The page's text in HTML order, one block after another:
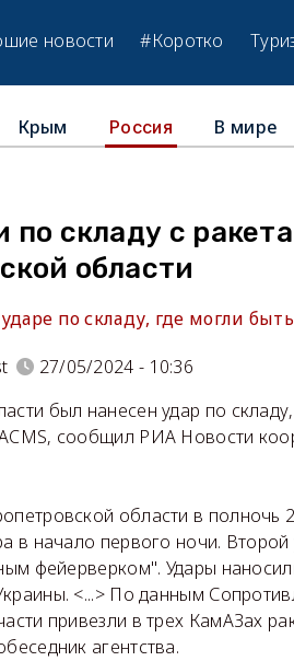
новости #Коротко
Крым Россия В мире
складу с
области
по складу, где могли быть
27/05/2024 - 10:36
был нанесен удар по
сообщил РИА Новости
области в
в начало первого ночи.
фейерверком". Удары
<...> По данным
привезли в трех КамАЗах
агентства.